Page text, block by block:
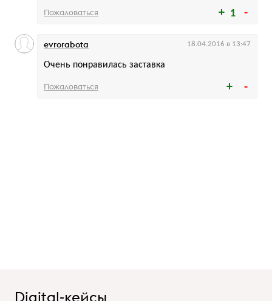
1
Пожаловаться
Очень понравилась заставка
evrorabota 18.04.2016 в 13:47
Пожаловаться
Digital-кейсы